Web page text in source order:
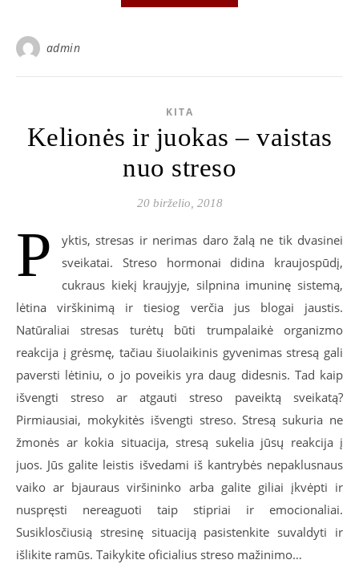
admin
KITA
Kelionės ir juokas – vaistas
nuo streso
20 birželio, 2018
P
yktis, stresas ir nerimas daro žalą ne tik dvasinei
sveikatai. Streso hormonai didina kraujospūdį,
cukraus kiekį kraujyje, silpnina imuninę sistemą,
lėtina virškinimą ir tiesiog verčia jus blogai jaustis.
Natūraliai stresas turėtų būti trumpalaikė organizmo
reakcija į grėsmę, tačiau šiuolaikinis gyvenimas stresą gali
paversti lėtiniu, o jo poveikis yra daug didesnis. Tad kaip
išvengti streso ar atgauti streso paveiktą sveikatą?
Pirmiausiai, mokykitės išvengti streso. Stresą sukuria ne
žmonės ar kokia situacija, stresą sukelia jūsų reakcija į
juos. Jūs galite leistis išvedami iš kantrybės nepaklusnaus
vaiko ar bjauraus viršininko arba galite giliai įkvėpti ir
nuspręsti nereaguoti taip stipriai ir emocionaliai.
Susiklosčiusią stresinę situaciją pasistenkite suvaldyti ir
išlikite ramūs. Taikykite oficialius streso mažinimo…